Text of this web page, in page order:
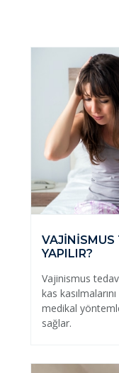
VAJİNİSMUS
YAPILIR?
Vajinismus
kas
medikal
sağlar.